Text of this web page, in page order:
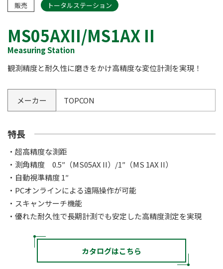
販売 トータルステーション
MS05AXII/MS1AX II
Measuring Station
観測精度と耐久性に磨きをかけ高精度な変位計測を実現！
メーカー TOPCON
特長
・超高精度な測距
・測角精度 0.5″（MS05AX II）/1″（MS 1AX II）
・自動視準精度 1″
・PCオンラインによる遠隔操作が可能
・スキャンサーチ機能
・優れた耐久性で長期計測でも安定した高精度測定を実現
カタログはこちら